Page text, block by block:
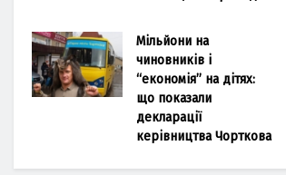
Мільйони на
чиновників і
“економія” на дітях:
що показали
декларації
керівництва Чорткова